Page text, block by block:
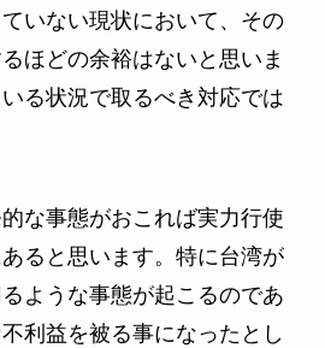
いない現状において、その
ほどの余裕はないと思いま
る状況で取るべき対応では
な事態がおこれば実力行使
ると思います。特に台湾が
ような事態が起こるのであ
利益を被る事になったとし